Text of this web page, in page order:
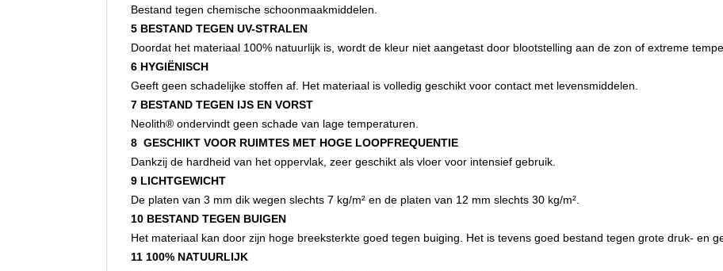
Bestand tegen chemische schoonmaakmiddelen.
5 BESTAND TEGEN UV-STRALEN
Doordat het materiaal 100% natuurlijk is, wordt de kleur niet aangetast door blootstelling aan de zon of extreme
6 HYGIËNISCH
Geeft geen schadelijke stoffen af. Het materiaal is volledig geschikt voor contact met levensmiddelen.
7 BESTAND TEGEN IJS EN VORST
Neolith® ondervindt geen schade van lage temperaturen.
8 GESCHIKT VOOR RUIMTES MET HOGE LOOPFREQUENTIE
Dankzij de hardheid van het oppervlak, zeer geschikt als vloer voor intensief gebruik.
9 LICHTGEWICHT
De platen van 3 mm dik wegen slechts 7 kg/m² en de platen van 12 mm slechts 30 kg/m².
10 BESTAND TEGEN BUIGEN
Het materiaal kan door zijn hoge breeksterkte goed tegen buiging. Het is tevens goed bestand tegen grote druk- en
11 100% NATUURLIJK